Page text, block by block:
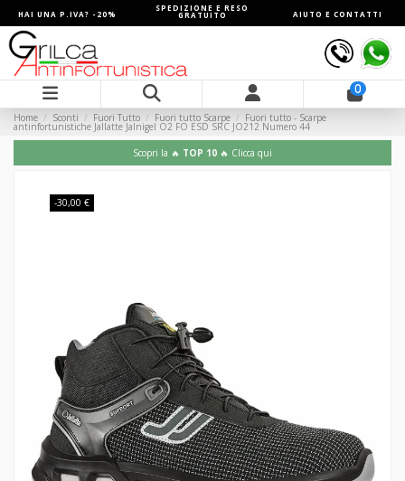
HAI UNA P.IVA? -20%
SPEDIZIONE E RESO
GRATUITO AIUTO E CONTATTI
0
Home Sconti Fuori Tutto Fuori tutto Scarpe Fuori tutto - Scarpe
antinfortunistiche Jallatte Jalnigel O2 FO ESD SRC JO212 Numero 44
Scopri la 🔥 TOP 10 🔥 Clicca qui
-30,00 €